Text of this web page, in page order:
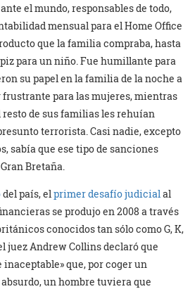
el mundo, responsables de todo,
mensual para el Home Office
que la familia compraba, hasta
para un niño. Fue humillante para
su papel en la familia de la noche a
frustrante para las mujeres, mientras
resto de sus familias les rehuían
terrorista. Casi nadie, excepto
sabía que ese tipo de sanciones
Bretaña.
del país, el primer desafío judicial al
se produjo en 2008 a través
conocidos tan sólo como G, K,
juez Andrew Collins declaró que
que, por coger un
un hombre tuviera que